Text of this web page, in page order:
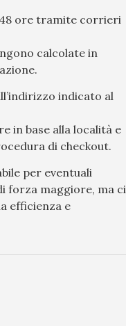
ore tramite corrieri
calcolate in
indicato al
in base alla località e
di checkout.
per eventuali
forza maggiore, ma ci
efficienza e